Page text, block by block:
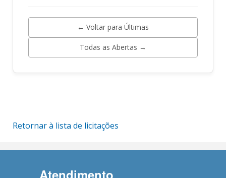
← Voltar para Últimas
Todas as Abertas →
Retornar à lista de licitações
Atendimento